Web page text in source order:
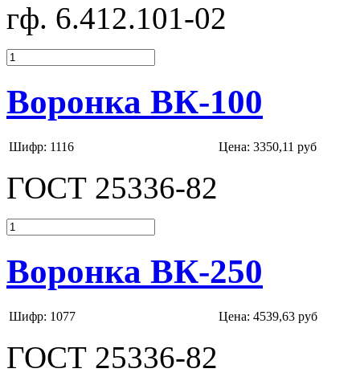
гф. 6.412.101-02
Воронка ВК-100
Шифр: 1116 Цена: 3350,11 руб
ГОСТ 25336-82
Воронка ВК-250
Шифр: 1077 Цена: 4539,63 руб
ГОСТ 25336-82